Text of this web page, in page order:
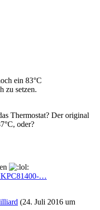
ein 83°C
zu setzen.
Thermostat? Der original
oder?
…
(24. Juli 2016 um